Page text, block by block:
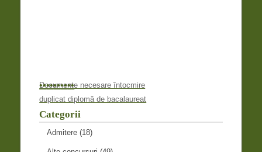
Documente necesare întocmire
duplicat diplomă de bacalaureat
••••••••••
Categorii
Admitere (18)